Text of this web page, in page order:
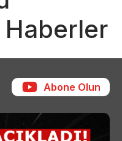
Abone Olun